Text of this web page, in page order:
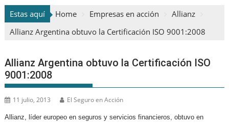
Estas aquí Home Empresas en acción
Allianz
Allianz Argentina obtuvo la Certificación ISO 9001:2008
Allianz Argentina obtuvo la Certificación ISO
9001:2008
11 julio, 2013 El Seguro en Acción
Allianz, líder europeo en seguros y servicios financieros, obtuvo en